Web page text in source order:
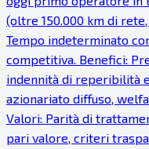
(oltre 150.000 km di
Tempo indeterminato
competitiva. Benefici:
indennità di reperibilità
azionariato diffuso,
Valori: Parità di
pari valore, criteri